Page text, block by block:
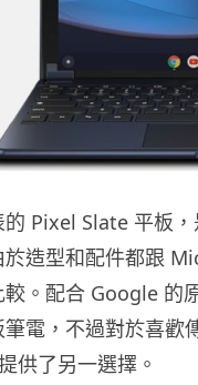
的 Pixel Slate 平板
於造型和配件都跟
較。配合 Google 的
筆電，不過對於喜歡
供了另一選擇。